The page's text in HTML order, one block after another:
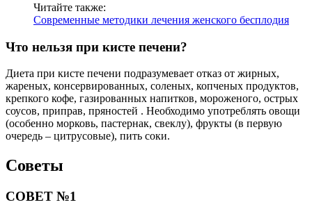
Читайте также:
Современные методики лечения женского бесплодия
Что нельзя при кисте печени?
Диета при кисте печени подразумевает отказ от жирных,
жареных, консервированных, соленых, копченых продуктов,
крепкого кофе, газированных напитков, мороженого, острых
соусов, приправ, пряностей . Необходимо употреблять овощи
(особенно морковь, пастернак, свеклу), фрукты (в первую
очередь – цитрусовые), пить соки.
Советы
СОВЕТ №1